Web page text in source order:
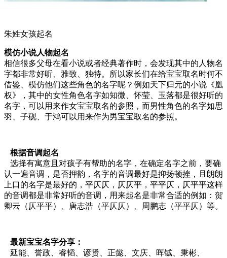
朱姓女孩起名
模仿小说人物起名
相信很多父母在看小说或者经典著作时，会发现其中的人物名
字都非常好听、雅致、独特。所以家长们在给宝宝取名时何不
借鉴、模仿他们这些角色的名字呢？例如天下归元的小说《凰
权》，其中的女性角色名字如知微、怀莹、玉落都是很好听的
名字，可以用来作女宝宝取名的参照，而男性角色的名字如思
羽、子砚、于鸿可以用来作为男宝宝取名的参照。
根据音调起名
选择有寓意且对孩子有帮助的名字，在确定名字之前，要确
认一遍音调，是否押韵，名字的音调最好是抑扬顿挫，且朗朗
上口的名字是最好的，平仄仄，仄仄平，平平仄，仄平平这样
的音调都是非常好听的音调，用来起名是非常合适的例如：贺
卿云（仄平平）、唐志浩（平仄仄）、周鹏志（平平仄）等。
最新宝宝名字分享：
延能、誉政、睿韬、谚贤、正懿、文庆、晖铖、秉彬、